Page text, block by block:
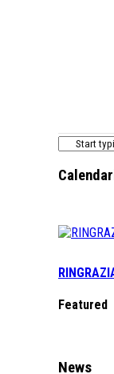
Featured
News